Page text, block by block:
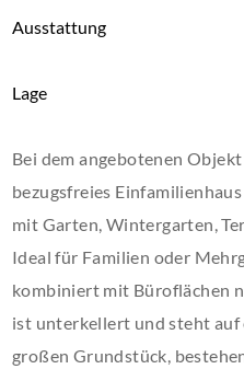
Ausstattung
Lage
Bei dem angebotenen
bezugsfreies Einfamilienhaus
mit Garten, Wintergarten,
Ideal für Familien oder
kombiniert mit Büroflächen
ist unterkellert und steht auf
großen Grundstück,